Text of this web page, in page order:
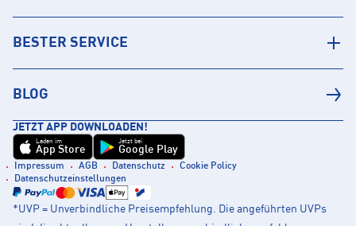
BESTER SERVICE
BLOG
JETZT APP DOWNLOADEN!
Laden im
App Store
Jetzt bei
Google Play
Impressum AGB Datenschutz
Cookie Policy
Datenschutzeinstellungen
*UVP = Unverbindliche Preisempfehlung. Die angeführten UVPs